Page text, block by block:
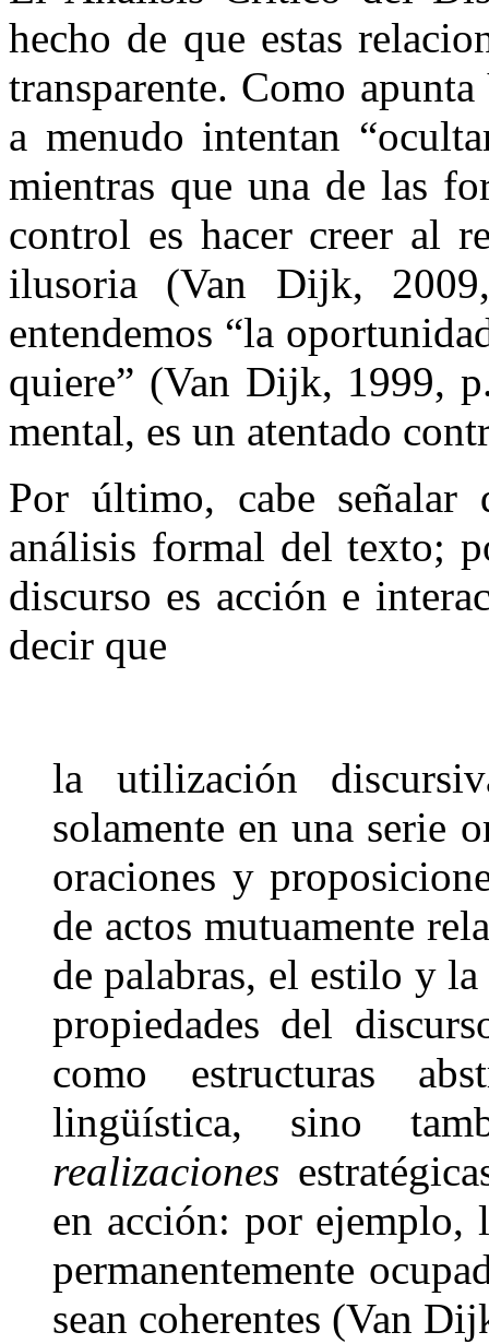
hecho de que estas
transparente. Como
a menudo intentan
mientras que una de las
control es hacer creer al
ilusoria (Van Dijk,
entendemos “la
quiere” (Van Dijk, 1999,
mental, es un atentado
Por último, cabe
análisis formal del texto;
discurso es acción e
decir que
la utilización
solamente en una serie
oraciones y
de actos mutuamente
de palabras, el estilo y
propiedades del
como estructuras
lingüística, sino
realizaciones
en acción: por ejemplo,
permanentemente
sean coherentes (Van